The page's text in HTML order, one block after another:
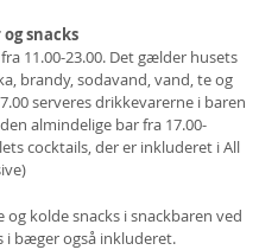
snacks
11.00-23.00. Det gælder husets
brandy, sodavand, vand, te og
serveres drikkevarerne i baren
almindelige bar fra 17.00-
cocktails, der er inkluderet i All
og kolde snacks i snackbaren ved
i bæger også inkluderet.